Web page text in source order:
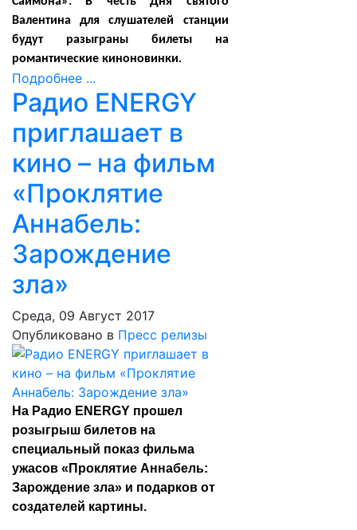
Валентина для слушателей станции
будут разыграны билеты на
романтические киноновинки.
Подробнее ...
Радио ENERGY
приглашает в
кино – на фильм
«Проклятие
Аннабель:
Зарождение
зла»
Среда, 09 Август 2017
Опубликовано в Пресс релизы
На Радио ENERGY прошел
розыгрыш билетов на
специальный показ фильма
ужасов «Проклятие Аннабель:
Зарождение зла» и подарков от
создателей картины.